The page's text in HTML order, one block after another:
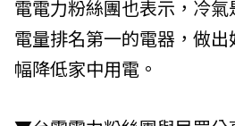
電電力粉絲團也表示，冷
電量排名第一的電器，做
幅降低家中用電。